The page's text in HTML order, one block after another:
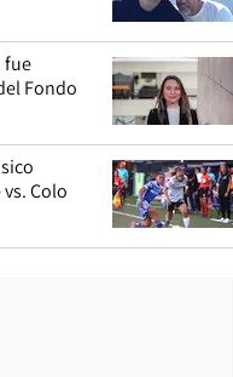
fue
Fondo
Colo